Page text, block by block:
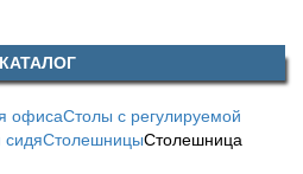
КАТАЛОГ
офисаСтолы с регулируемой
сидяСтолешницыСтолешница